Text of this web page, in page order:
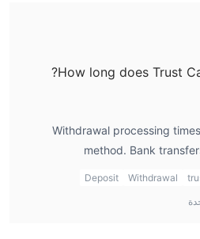
How long does Trust
Withdrawal processing
method. Bank
credit/debit card
Maestro and Mada
Withdrawal
Deposit